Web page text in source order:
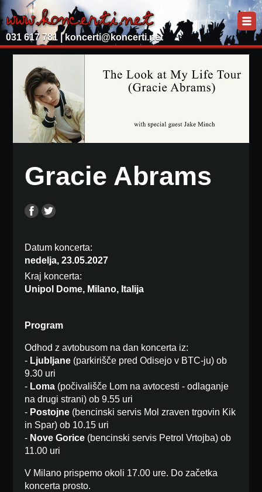
031 617 781 | koncerti@koncerti.net
Gracie Abrams
Datum koncerta:
nedelja, 23.05.2027
Kraj koncerta:
Unipol Dome, Milano, Italija
Program
Odhod z avtobusom na dan koncerta iz:
- Ljubljane (parkirišče pred Odisejo v BTC-ju) ob
9.30 uri
- Loma (počivališče Lom na avtocesti - odlaganje
na drugi strani) ob 9.55 uri
- Postojne (bencinski servis Mol zraven trgovin Kik
in Spar) ob 10.15 uri
- Nove Gorice (bencinski servis Petrol Vrtojba) ob
11.00 uri
V Milano prispemo okoli 17.00 ure. Do začetka
koncerta prosto.